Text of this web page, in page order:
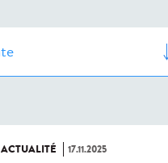
ACTUALITÉ 17.11.2025